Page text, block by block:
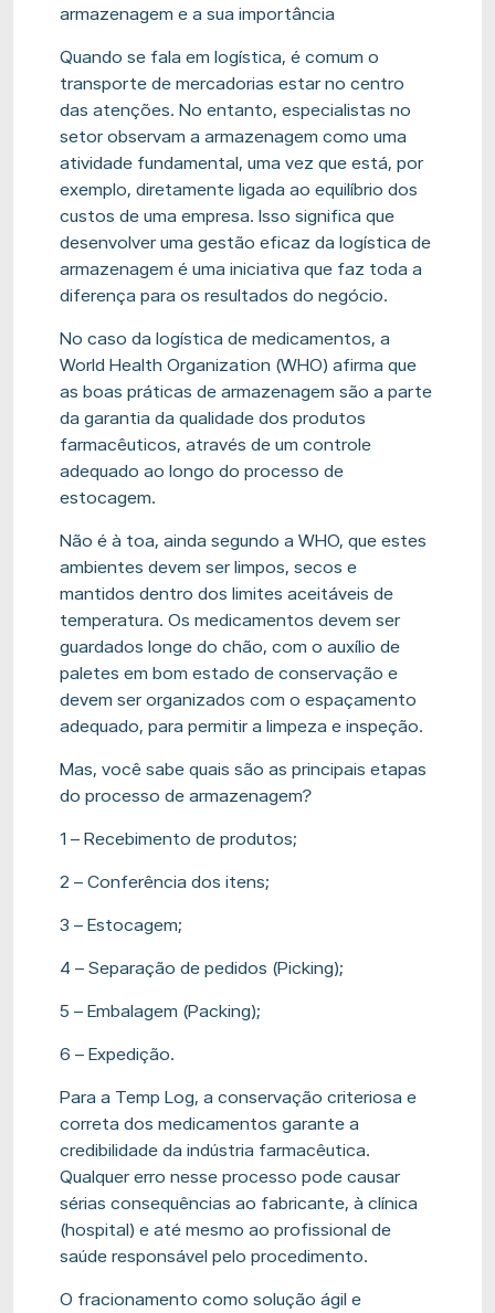
armazenagem e a sua importância
Quando se fala em logística, é comum o
transporte de mercadorias estar no centro
das atenções. No entanto, especialistas no
setor observam a armazenagem como uma
atividade fundamental, uma vez que está, por
exemplo, diretamente ligada ao equilíbrio dos
custos de uma empresa. Isso significa que
desenvolver uma gestão eficaz da logística de
armazenagem é uma iniciativa que faz toda a
diferença para os resultados do negócio.
No caso da logística de medicamentos, a
World Health Organization (WHO) afirma que
as boas práticas de armazenagem são a parte
da garantia da qualidade dos produtos
farmacêuticos, através de um controle
adequado ao longo do processo de
estocagem.
Não é à toa, ainda segundo a WHO, que estes
ambientes devem ser limpos, secos e
mantidos dentro dos limites aceitáveis de
temperatura. Os medicamentos devem ser
guardados longe do chão, com o auxílio de
paletes em bom estado de conservação e
devem ser organizados com o espaçamento
adequado, para permitir a limpeza e inspeção.
Mas, você sabe quais são as principais etapas
do processo de armazenagem?
1 – Recebimento de produtos;
2 – Conferência dos itens;
3 – Estocagem;
4 – Separação de pedidos (Picking);
5 – Embalagem (Packing);
6 – Expedição.
Para a Temp Log, a conservação criteriosa e
correta dos medicamentos garante a
credibilidade da indústria farmacêutica.
Qualquer erro nesse processo pode causar
sérias consequências ao fabricante, à clínica
(hospital) e até mesmo ao profissional de
saúde responsável pelo procedimento.
O fracionamento como solução ágil e